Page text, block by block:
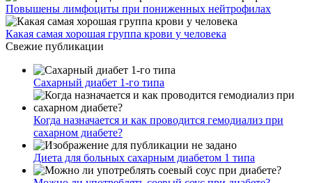
Повышены лимфоциты при пониженных нейтрофилах
Какая самая хорошая группа крови у человека
Свежие публикации
Сахарный диабет 1-го типа
Когда назначается и как проводится гемодиализ при
сахарном диабете?
Диета для больных сахарным диабетом 1 типа